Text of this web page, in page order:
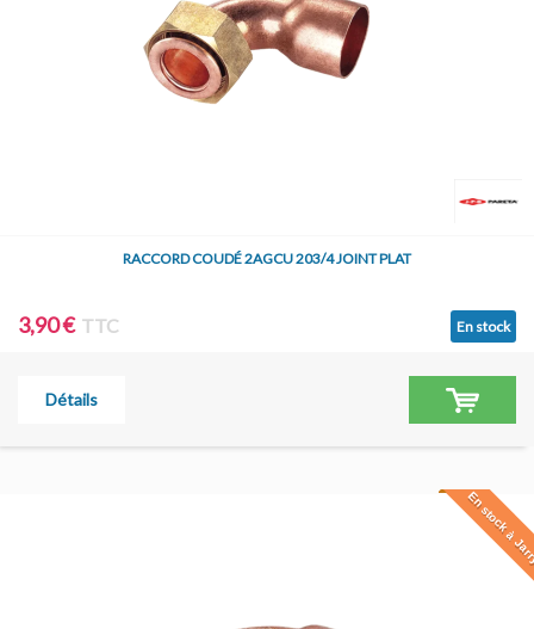
RACCORD COUDÉ 2AGCU 203/4 JOINT PLAT
3,90 € TTC En stock
Détails
En stock à